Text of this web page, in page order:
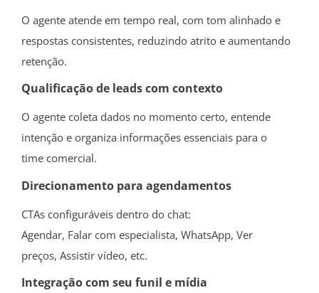
O agente atende em tempo real, com tom alinhado e
respostas consistentes, reduzindo atrito e aumentando
retenção.
Qualificação de leads com contexto
O agente coleta dados no momento certo, entende
intenção e organiza informações essenciais para o
time comercial.
Direcionamento para agendamentos
CTAs configuráveis dentro do chat:
Agendar, Falar com especialista, WhatsApp, Ver
preços, Assistir vídeo, etc.
Integração com seu funil e mídia